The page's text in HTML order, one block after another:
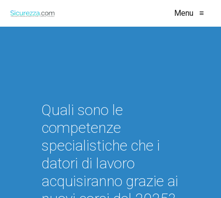
Menu ≡
Quali sono le
competenze
specialistiche che i
datori di lavoro
acquisiranno grazie ai